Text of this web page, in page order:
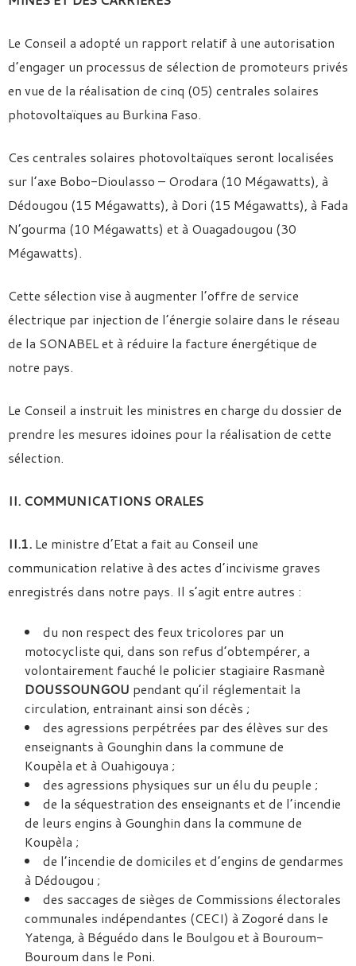
Le Conseil a adopté un rapport relatif à une autorisation
d’engager un processus de sélection de promoteurs privés
en vue de la réalisation de cinq (05) centrales solaires
photovoltaïques au Burkina Faso.
Ces centrales solaires photovoltaïques seront localisées
sur l’axe Bobo-Dioulasso – Orodara (10 Mégawatts), à
Dédougou (15 Mégawatts), à Dori (15 Mégawatts), à Fada
N’gourma (10 Mégawatts) et à Ouagadougou (30
Mégawatts).
Cette sélection vise à augmenter l’offre de service
électrique par injection de l’énergie solaire dans le réseau
de la SONABEL et à réduire la facture énergétique de
notre pays.
Le Conseil a instruit les ministres en charge du dossier de
prendre les mesures idoines pour la réalisation de cette
sélection.
II. COMMUNICATIONS ORALES
II.1. Le ministre d’Etat a fait au Conseil une
communication relative à des actes d’incivisme graves
enregistrés dans notre pays. Il s’agit entre autres :
du non respect des feux tricolores par un
motocycliste qui, dans son refus d’obtempérer, a
volontairement fauché le policier stagiaire Rasmanè
DOUSSOUNGOU pendant qu’il réglementait la
circulation, entrainant ainsi son décès ;
des agressions perpétrées par des élèves sur des
enseignants à Gounghin dans la commune de
Koupèla et à Ouahigouya ;
des agressions physiques sur un élu du peuple ;
de la séquestration des enseignants et de l’incendie
de leurs engins à Gounghin dans la commune de
Koupèla ;
de l’incendie de domiciles et d’engins de gendarmes
à Dédougou ;
des saccages de sièges de Commissions électorales
communales indépendantes (CECI) à Zogoré dans le
Yatenga, à Béguédo dans le Boulgou et à Bouroum-
Bouroum dans le Poni.